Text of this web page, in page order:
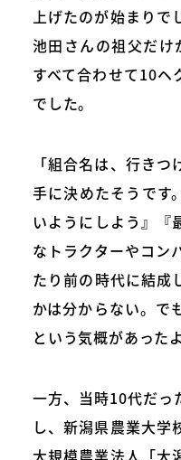
上げたのが始まりで
池田さんの祖父だけ
すべて合わせて10ヘ
でした。
「組合名は、行き
手に決めたそうです
いようにしよう』『
なトラクターやコン
たり前の時代に結成
かは分からない。で
という気概があった
一方、当時10代だっ
し、新潟県農業大学